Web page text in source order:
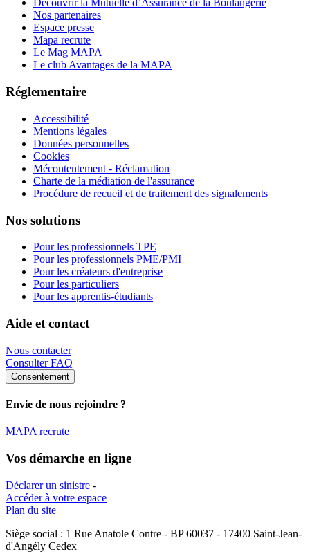
Découvrir la Mutuelle d’Assurance de la Boulangerie
Nos partenaires
Espace presse
Mapa recrute
Le Mag MAPA
Le club Avantages de la MAPA
Réglementaire
Accessibilité
Mentions légales
Données personnelles
Cookies
Mécontentement - Réclamation
Charte de la médiation de l'assurance
Procédure de recueil et de traitement des signalements
Nos solutions
Pour les professionnels TPE
Pour les professionnels PME/PMI
Pour les créateurs d'entreprise
Pour les particuliers
Pour les apprentis-étudiants
Aide et contact
Nous contacter
Consulter FAQ
Consentement
Envie de nous rejoindre ?
MAPA recrute
Vos démarche en ligne
Déclarer un sinistre -
Accéder à votre espace
Plan du site
Siège social : 1 Rue Anatole Contre - BP 60037 - 17400 Saint-Jean-
d'Angély Cedex